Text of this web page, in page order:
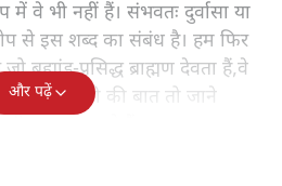
में वे भी नहीं हैं। संभवतः दुर्वासा या
से इस शब्द का संबंध है। हम फिर
प्रसिद्ध ब्राह्मण देवता हैं,वे
गौतम, शृंगी की बात तो जाने
शाप दे डालते हैं।
और पढ़ें